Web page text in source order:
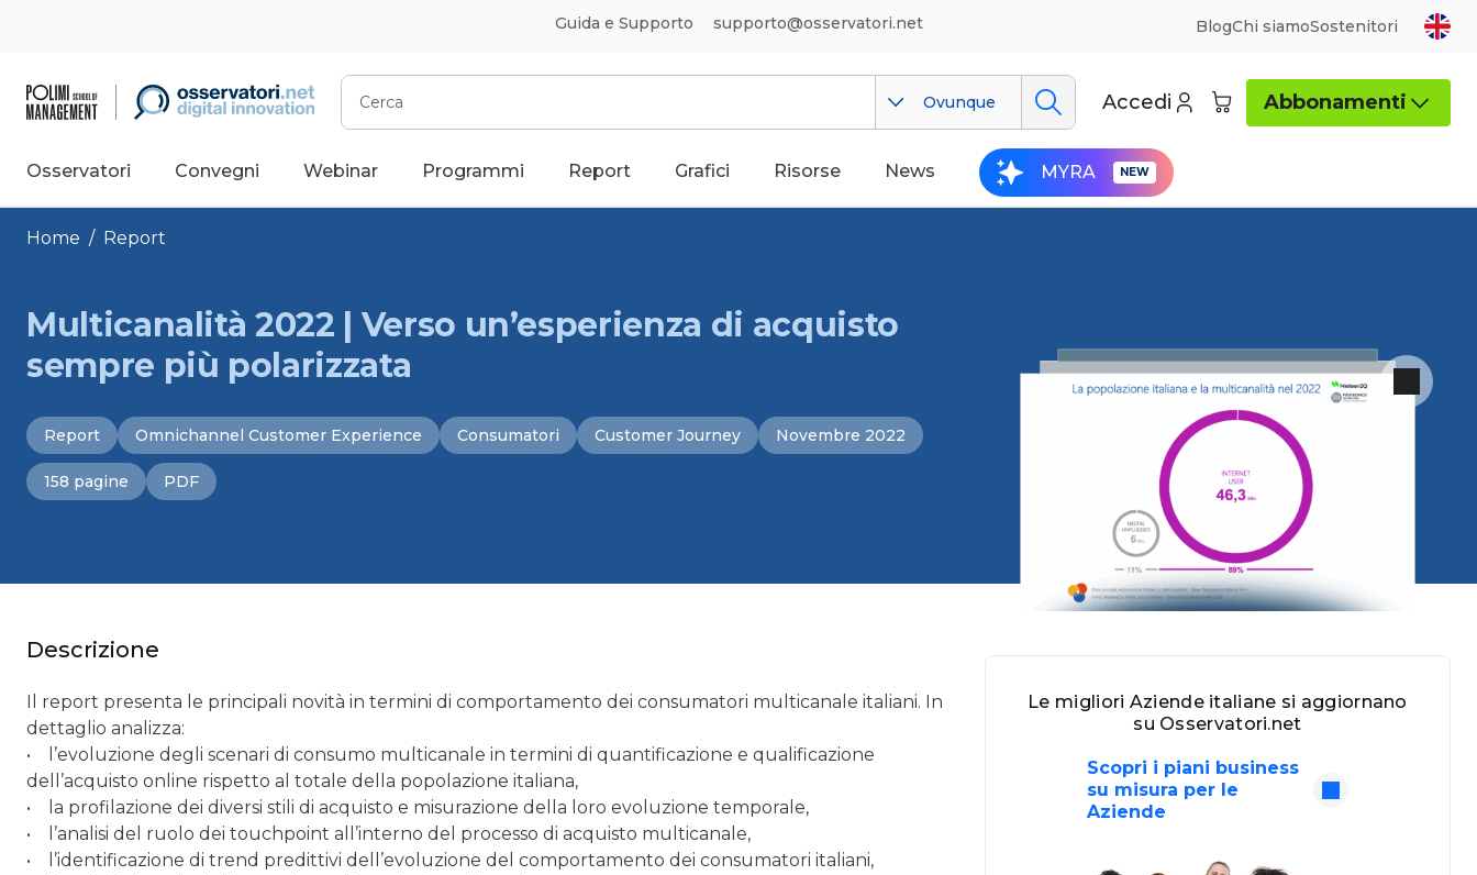
Guida e Supporto supporto@osservatori.net BlogChi siamoSostenitori
Cerca
Ovunque Accedi Abbonamenti
Osservatori Convegni Webinar Programmi Report Grafici Risorse News MYRA
Home / Report
Multicanalità 2022 | Verso un’esperienza di acquisto
sempre più polarizzata
Report Omnichannel Customer Experience Consumatori Customer Journey Novembre 2022
158 pagine PDF
Descrizione
Il report presenta le principali novità in termini di comportamento dei consumatori multicanale italiani. In
dettaglio analizza:
• l’evoluzione degli scenari di consumo multicanale in termini di quantificazione e qualificazione
dell’acquisto online rispetto al totale della popolazione italiana,
• la profilazione dei diversi stili di acquisto e misurazione della loro evoluzione temporale,
• l’analisi del ruolo dei touchpoint all’interno del processo di acquisto multicanale,
• l’identificazione di trend predittivi dell’evoluzione del comportamento dei consumatori italiani,
Le migliori Aziende italiane si aggiornano
su Osservatori.net
Scopri i piani business
su misura per le
Aziende